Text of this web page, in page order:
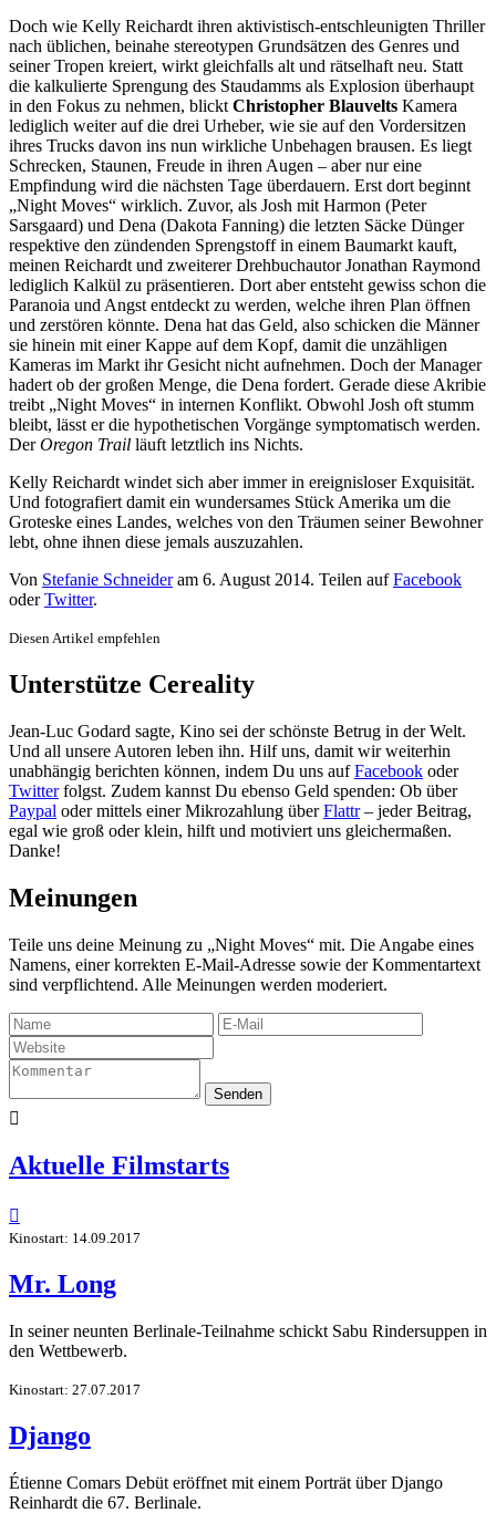
Doch wie Kelly Reichardt ihren aktivistisch-entschleunigten Thriller
nach üblichen, beinahe stereotypen Grundsätzen des Genres und
seiner Tropen kreiert, wirkt gleichfalls alt und rätselhaft neu. Statt
die kalkulierte Sprengung des Staudamms als Explosion überhaupt
in den Fokus zu nehmen, blickt Christopher Blauvelts Kamera
lediglich weiter auf die drei Urheber, wie sie auf den Vordersitzen
ihres Trucks davon ins nun wirkliche Unbehagen brausen. Es liegt
Schrecken, Staunen, Freude in ihren Augen – aber nur eine
Empfindung wird die nächsten Tage überdauern. Erst dort beginnt
„Night Moves“ wirklich. Zuvor, als Josh mit Harmon (Peter
Sarsgaard) und Dena (Dakota Fanning) die letzten Säcke Dünger
respektive den zündenden Sprengstoff in einem Baumarkt kauft,
meinen Reichardt und zweiterer Drehbuchautor Jonathan Raymond
lediglich Kalkül zu präsentieren. Dort aber entsteht gewiss schon die
Paranoia und Angst entdeckt zu werden, welche ihren Plan öffnen
und zerstören könnte. Dena hat das Geld, also schicken die Männer
sie hinein mit einer Kappe auf dem Kopf, damit die unzähligen
Kameras im Markt ihr Gesicht nicht aufnehmen. Doch der Manager
hadert ob der großen Menge, die Dena fordert. Gerade diese Akribie
treibt „Night Moves“ in internen Konflikt. Obwohl Josh oft stumm
bleibt, lässt er die hypothetischen Vorgänge symptomatisch werden.
DerOregon Trail läuft letztlich ins Nichts.
Kelly Reichardt windet sich aber immer in ereignisloser Exquisität.
Und fotografiert damit ein wundersames Stück Amerika um die
Groteske eines Landes, welches von den Träumen seiner Bewohner
lebt, ohne ihnen diese jemals auszuzahlen.
Von Stefanie Schneideram 6. August 2014. Teilen aufFacebook
oderTwitter.
Diesen Artikel empfehlen
Unterstütze Cereality
Jean-Luc Godard sagte, Kino sei der schönste Betrug in der Welt.
Und all unsere Autoren leben ihn. Hilf uns, damit wir weiterhin
unabhängig berichten können, indem Du uns aufFacebook oder
Twitterfolgst. Zudem kannst Du ebenso Geld spenden: Ob über
Paypal oder mittels einer Mikrozahlung überFlattr– jeder Beitrag,
egal wie groß oder klein, hilft und motiviert uns gleichermaßen.
Danke!
Meinungen
Teile uns deine Meinung zu „Night Moves“ mit. Die Angabe eines
Namens, einer korrekten E-Mail-Adresse sowie der Kommentartext
sind verpflichtend. Alle Meinungen werden moderiert.
Senden

Aktuelle Filmstarts

Kinostart: 14.09.2017
Mr. Long
In seiner neunten Berlinale-Teilnahme schickt Sabu Rindersuppen in
den Wettbewerb.
Kinostart: 27.07.2017
Django
Étienne Comars Debüt eröffnet mit einem Porträt über Django
Reinhardt die 67. Berlinale.